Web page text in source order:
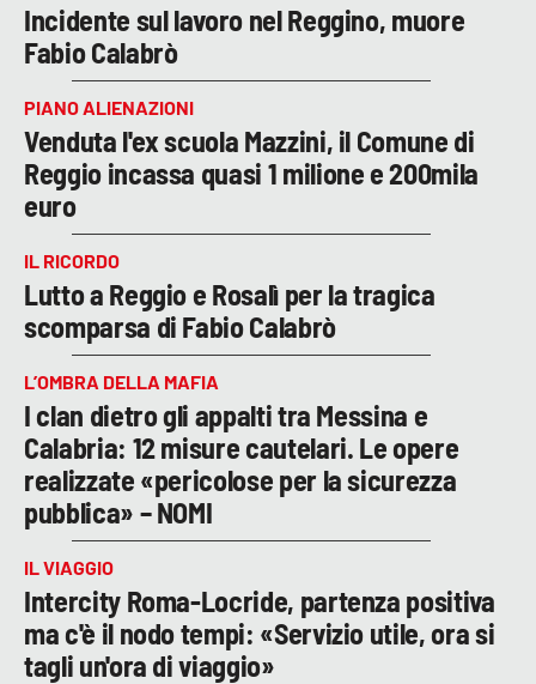
Incidente sul lavoro nel Reggino, muore
Fabio Calabrò
PIANO ALIENAZIONI
Venduta l'ex scuola Mazzini, il Comune di
Reggio incassa quasi 1 milione e 200mila
euro
IL RICORDO
Lutto a Reggio e Rosalì per la tragica
scomparsa di Fabio Calabrò
L’OMBRA DELLA MAFIA
I clan dietro gli appalti tra Messina e
Calabria: 12 misure cautelari. Le opere
realizzate «pericolose per la sicurezza
pubblica» – NOMI
IL VIAGGIO
Intercity Roma-Locride, partenza positiva
ma c'è il nodo tempi: «Servizio utile, ora si
tagli un'ora di viaggio»